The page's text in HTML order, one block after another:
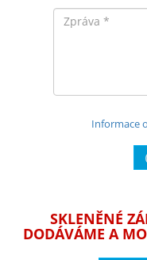
Informace
SKLENĚNÉ
DODÁVÁME A